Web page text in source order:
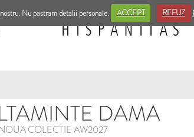
Nu pastram detalii personale. ACCEPT REFUZ
DAMA
COLECTIE AW2027